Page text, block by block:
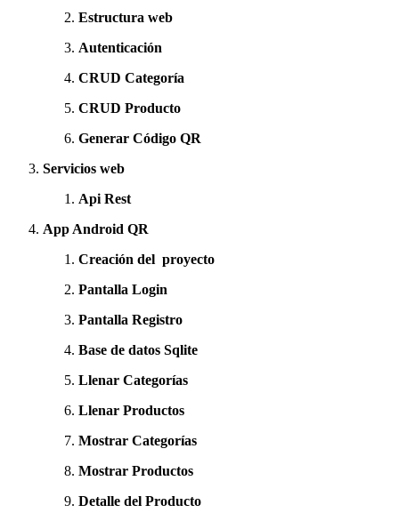
Estructura web
Autenticación
CRUD Categoría
CRUD Producto
Generar Código QR
Servicios web
Api Rest
App Android QR
Creación del proyecto
Pantalla Login
Pantalla Registro
Base de datos Sqlite
Llenar Categorías
Llenar Productos
Mostrar Categorías
Mostrar Productos
Detalle del Producto